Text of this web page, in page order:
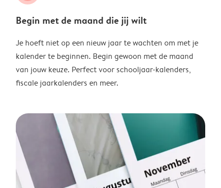
Begin met de maand die jij wilt
Je hoeft niet op een nieuw jaar te wachten om met je
kalender te beginnen. Begin gewoon met de maand
van jouw keuze. Perfect voor schooljaar-kalenders,
fiscale jaarkalenders en meer.